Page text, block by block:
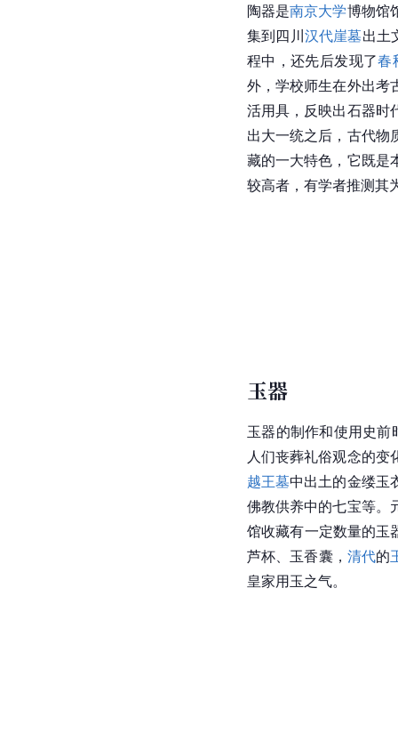
陶器是南京大学博物馆
集到四川汉代崖墓出土
程中，还先后发现了春
外，学校师生在外出考
活用具，反映出石器时
出大一统之后，古代物
藏的一大特色，它既是
较高者，有学者推测其
玉器
玉器的制作和使用史
人们丧葬礼俗观念的变
越王墓中出土的金缕玉
佛教供养中的七宝等。
馆收藏有一定数量的玉
芦杯、玉香囊， 清代的
皇家用玉之气。